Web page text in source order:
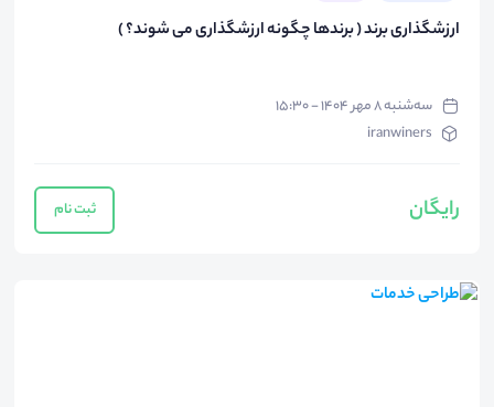
ارزشگذاری برند ( برندها چگونه ارزشگذاری می شوند؟ )
سه‌شنبه ۸ مهر ۱۴۰۴ - ۱۵:۳۰
iranwiners
رایگان ثبت نام